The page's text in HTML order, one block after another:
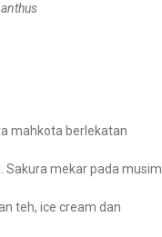
mahkota berlekatan
Sakura mekar pada musim
teh, ice cream dan